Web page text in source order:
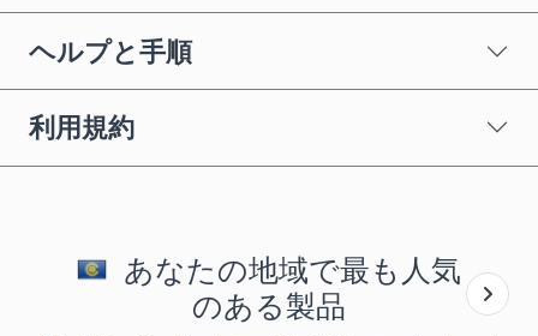
ヘルプと手順
利用規約
あなたの地域で最も人気
のある製品